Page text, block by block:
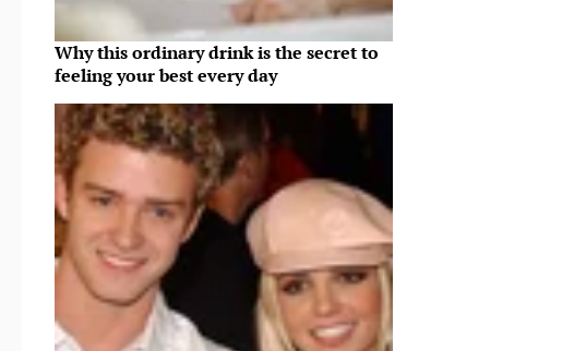
Why this ordinary drink is the secret to
feeling your best every day